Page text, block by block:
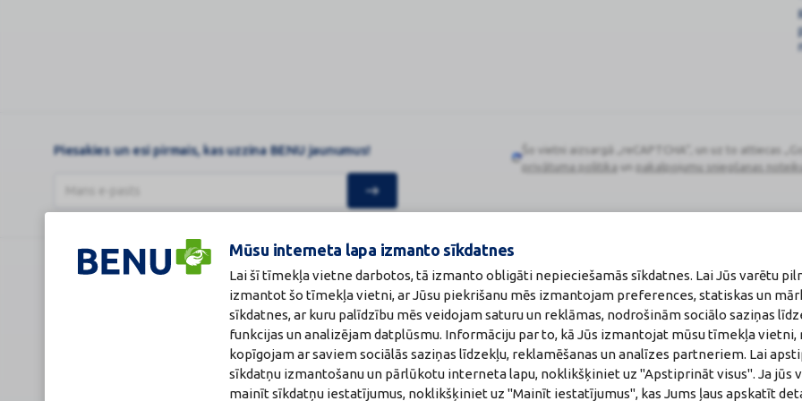
Mūsu interneta lapa izmanto sīkdatnes
Lai šī tīmekļa vietne darbotos, tā izmanto obligāti nepieciešamās sīkdatnes. Lai Jūs varētu
izmantot šo tīmekļa vietni, ar Jūsu piekrišanu mēs izmantojam preferences, statiskas un
sīkdatnes, ar kuru palīdzību mēs veidojam saturu un reklāmas, nodrošinām sociālo saziņas
funkcijas un analizējam datplūsmu. Informāciju par to, kā Jūs izmantojat mūsu tīmekļa vietni,
kopīgojam ar saviem sociālās saziņas līdzekļu, reklamēšanas un analīzes partneriem. Lai
sīkdatņu izmantošanu un pārlūkotu interneta lapu, noklikšķiniet uz "Apstiprināt visus". Ja jūs
mainīt sīkdatņu iestatījumus, noklikšķiniet uz "Mainīt iestatījumus", kas Jums ļaus apskatīt
Piesakies un esi pirmais, kas uzzina BENU jaunumus!
Google
Šo vietni aizsargā „reCAPTCHA“, un uz to attiecas
privātuma politika un pakalpojumu sniegšanas
BENU Aptieka Latvija, SIA
Noliktavu iela 5, Dreiliņi, Stopiņu novads, LV-2130
Licence
Licences numurs: A00010
E-aptiekas kontakti
Aptiekas vadītāja:
Sertificēta farmaceite: Jeļena Gončarova
Reģistrācijas Nr.: F-0834
Sertifikāta Nr.: 215.2025
Zāļu valsts
www.zva.gov.lv
Jersikas iela 15,
Tālr: 67 078 424
E-pasts: